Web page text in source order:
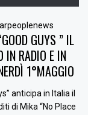
GUYS ” IL
IN RADIO E IN
1°MAGGIO
anticipa in Italia il
di Mika “No Place